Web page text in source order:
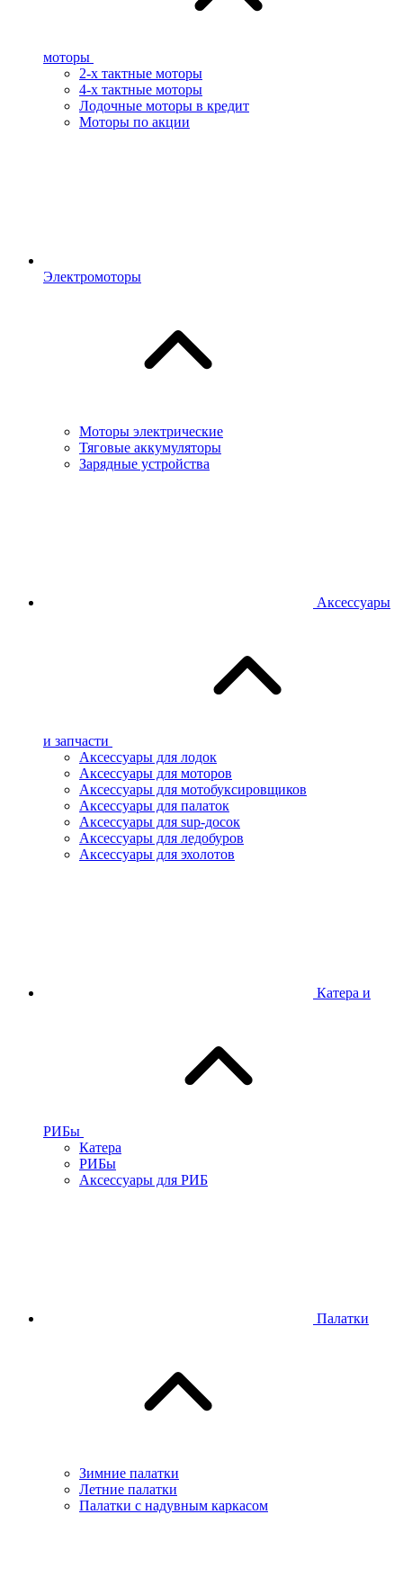
моторы
2-х тактные моторы
4-х тактные моторы
Лодочные моторы в кредит
Моторы по акции
Электромоторы
Моторы электрические
Тяговые аккумуляторы
Зарядные устройства
Аксессуары
и запчасти
Аксессуары для лодок
Аксессуары для моторов
Аксессуары для мотобуксировщиков
Аксессуары для палаток
Аксессуары для sup-досок
Аксессуары для ледобуров
Аксессуары для эхолотов
Катера и
РИБы
Катера
РИБы
Аксессуары для РИБ
Палатки
Зимние палатки
Летние палатки
Палатки с надувным каркасом